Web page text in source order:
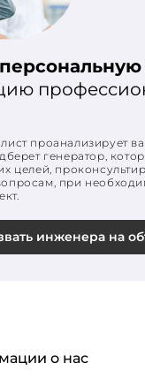
проанализирует
генератор,
целей,
при
инженера на
о нас